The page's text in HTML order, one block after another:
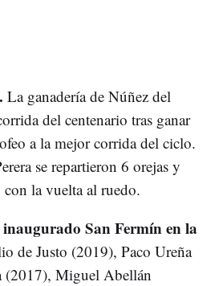
La ganadería de Núñez del
del centenario tras ganar
a la mejor corrida del ciclo.
se repartieron 6 orejas y
la vuelta al ruedo.
San Fermín en la
de Justo (2019), Paco Ureña
(2017), Miguel Abellán